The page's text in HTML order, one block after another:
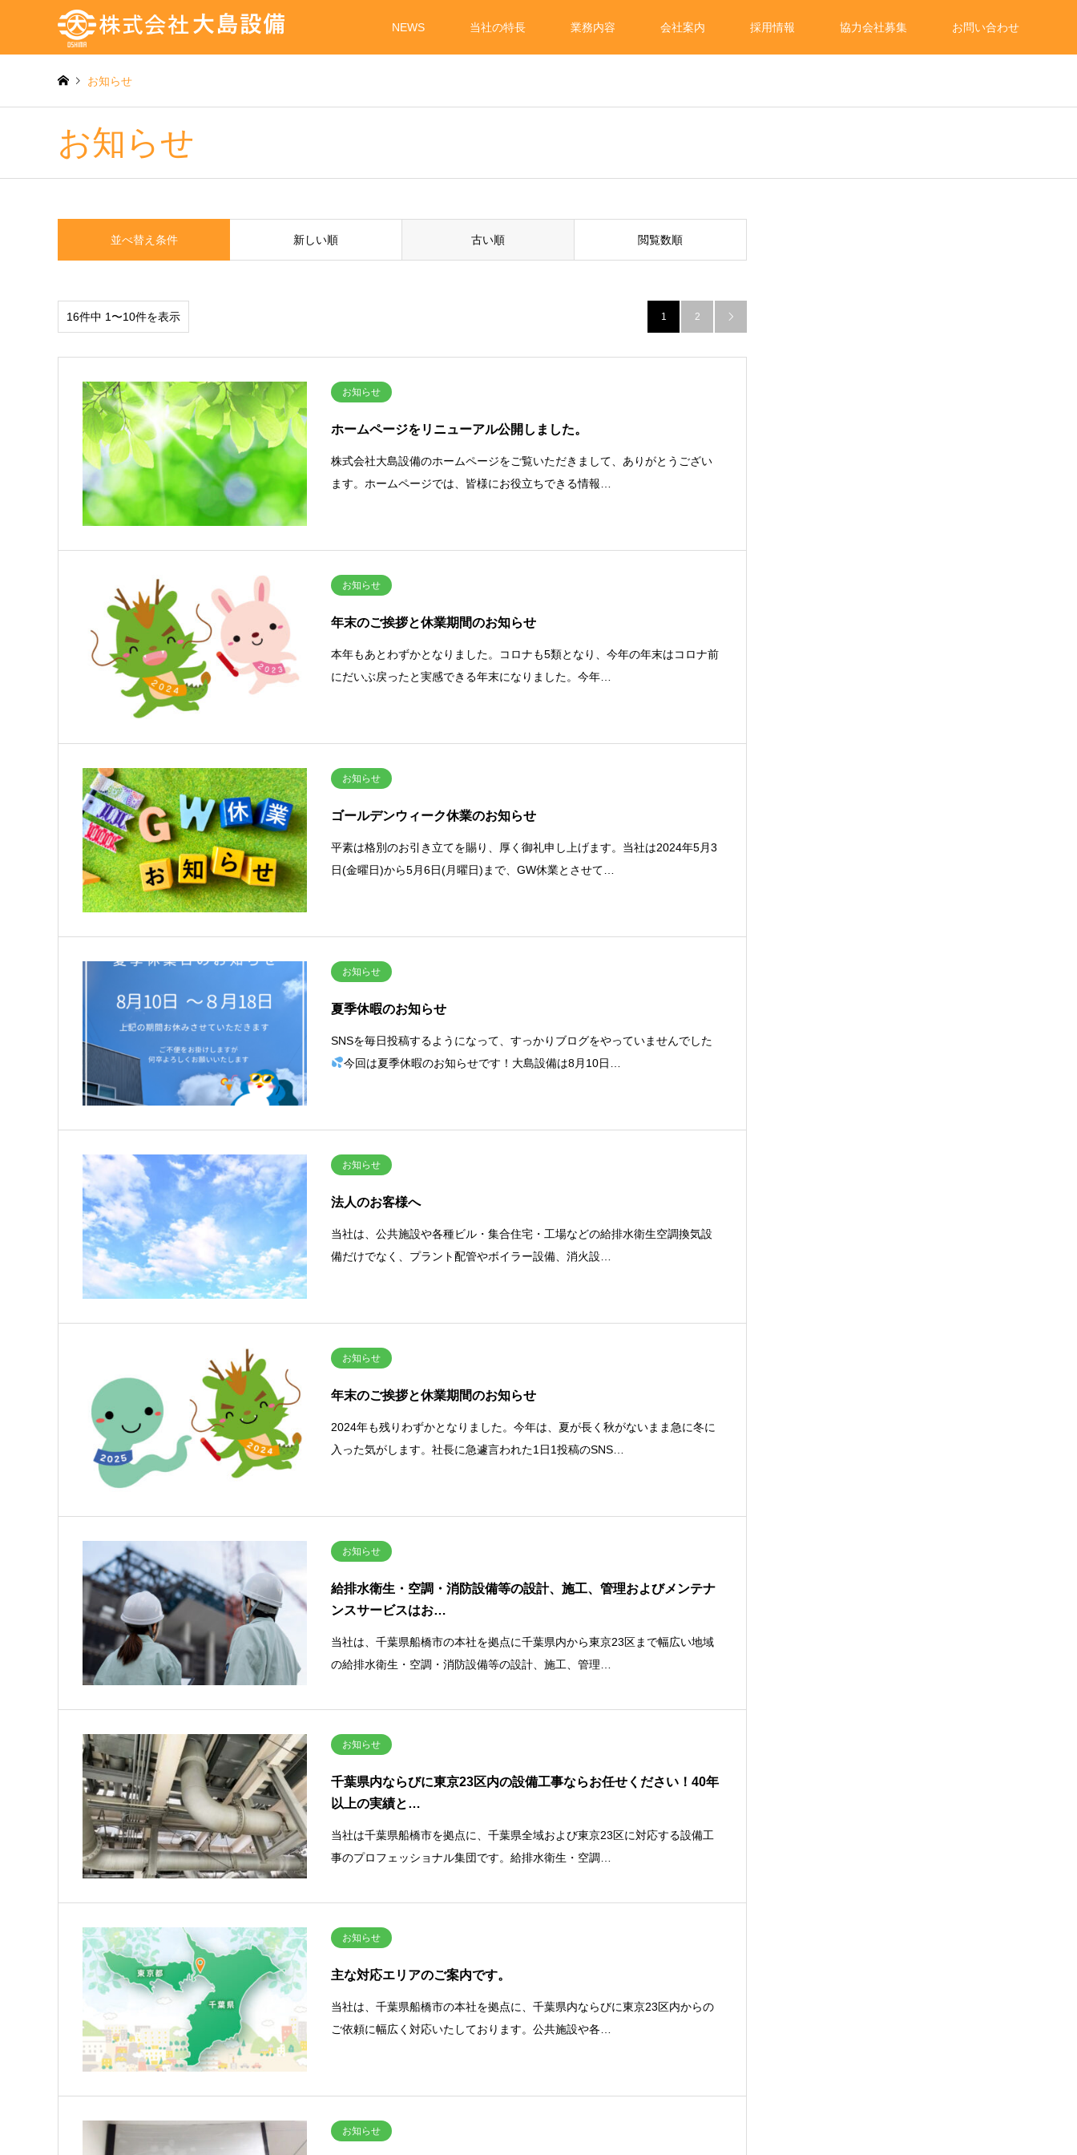
NEWS 当社の特長 業務内容 会社案内 採用情報 協力会社募集 お問い合わせ
お知らせ
お知らせ
並べ替え条件 新しい順 古い順 閲覧数順
16件中 1〜10件を表示 1 2 
お知らせ
ホームページをリニューアル公開しました。
株式会社大島設備のホームページをご覧いただきまして、ありがとうござい
ます。ホームページでは、皆様にお役立ちできる情報…
お知らせ
年末のご挨拶と休業期間のお知らせ
本年もあとわずかとなりました。コロナも5類となり、今年の年末はコロナ前
にだいぶ戻ったと実感できる年末になりました。今年…
お知らせ
ゴールデンウィーク休業のお知らせ
平素は格別のお引き立てを賜り、厚く御礼申し上げます。当社は2024年5月3
日(金曜日)から5月6日(月曜日)まで、GW休業とさせて…
お知らせ
夏季休暇のお知らせ
SNSを毎日投稿するようになって、すっかりブログをやっていませんでした
今回は夏季休暇のお知らせです！大島設備は8月10日…
お知らせ
法人のお客様へ
当社は、公共施設や各種ビル・集合住宅・工場などの給排水衛生空調換気設
備だけでなく、プラント配管やボイラー設備、消火設…
お知らせ
年末のご挨拶と休業期間のお知らせ
2024年も残りわずかとなりました。今年は、夏が長く秋がないまま急に冬に
入った気がします。社長に急遽言われた1日1投稿のSNS…
お知らせ
給排水衛生・空調・消防設備等の設計、施工、管理およびメンテナ
ンスサービスはお…
当社は、千葉県船橋市の本社を拠点に千葉県内から東京23区まで幅広い地域
の給排水衛生・空調・消防設備等の設計、施工、管理…
お知らせ
千葉県内ならびに東京23区内の設備工事ならお任せください！40年
以上の実績と…
当社は千葉県船橋市を拠点に、千葉県全域および東京23区に対応する設備工
事のプロフェッショナル集団です。給排水衛生・空調…
お知らせ
主な対応エリアのご案内です。
当社は、千葉県船橋市の本社を拠点に、千葉県内ならびに東京23区内からの
ご依頼に幅広く対応いたしております。公共施設や各…
お知らせ